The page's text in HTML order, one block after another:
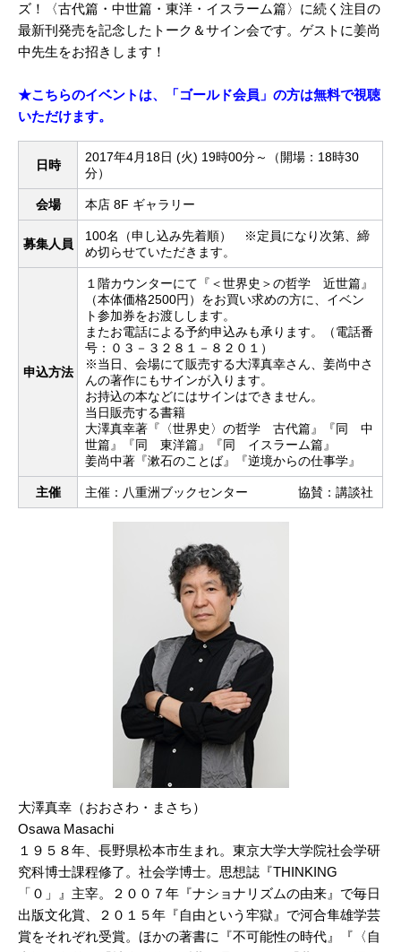
ズ！〈古代篇・中世篇・東洋・イスラーム篇〉に続く注目の
最新刊発売を記念したトーク＆サイン会です。ゲストに姜尚
中先生をお招きします！
★こちらのイベントは、「ゴールド会員」の方は無料で視聴
いただけます。
日時
2017年4月18日 (火) 19時00分～（開場：18時30
分）
会場 本店 8F ギャラリー
募集人員
100名（申し込み先着順） ※定員になり次第、締
め切らせていただきます。
申込方法
１階カウンターにて『＜世界史＞の哲学 近世篇』
（本体価格2500円）をお買い求めの方に、イベン
ト参加券をお渡しします。
またお電話による予約申込みも承ります。（電話番
号：０３－３２８１－８２０１）
※当日、会場にて販売する大澤真幸さん、姜尚中さ
んの著作にもサインが入ります。
お持込の本などにはサインはできません。
当日販売する書籍
大澤真幸著『〈世界史〉の哲学 古代篇』『同 中
世篇』『同 東洋篇』『同 イスラーム篇』
姜尚中著『漱石のことば』『逆境からの仕事学』
主催 主催：八重洲ブックセンター 協賛：講談社
大澤真幸（おおさわ・まさち）
Osawa Masachi
１９５８年、長野県松本市生まれ。東京大学大学院社会学研
究科博士課程修了。社会学博士。思想誌『THINKING
「０」』主宰。２００７年『ナショナリズムの由来』で毎日
出版文化賞、２０１５年『自由という牢獄』で河合隼雄学芸
賞をそれぞれ受賞。ほかの著書に『不可能性の時代』『〈自